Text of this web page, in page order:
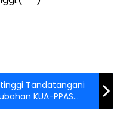
Tandatangani
KUA-PPAS